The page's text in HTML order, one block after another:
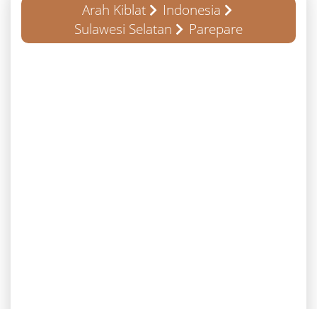
Arah Kiblat
Indonesia
Sulawesi Selatan
Parepare